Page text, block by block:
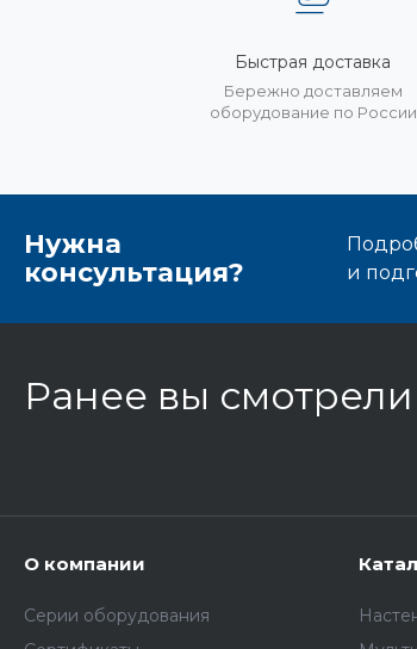
Быстрая доставка
Бережно доставляем
оборудование по России
Нужна
консультация?
и
Ранее вы смотрели
О компании
Серии оборудования